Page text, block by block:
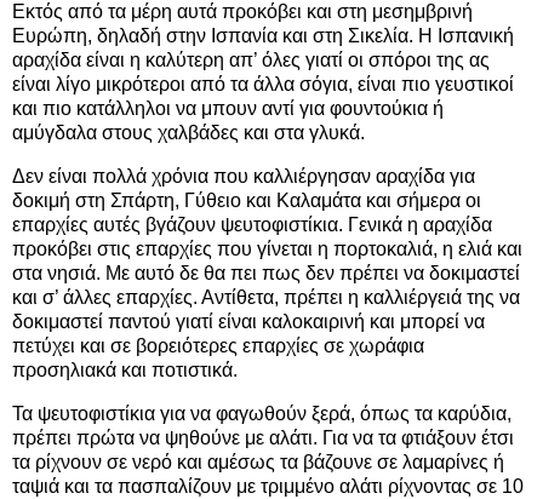
Εκτός από τα μέρη αυτά προκόβει και στη μεσημβρινή
Ευρώπη, δηλαδή στην Ισπανία και στη Σικελία. Η Ισπανική
αραχίδα είναι η καλύτερη απ’ όλες γιατί οι σπόροι της ας
είναι λίγο μικρότεροι από τα άλλα σόγια, είναι πιο γευστικοί
και πιο κατάλληλοι να μπουν αντί για φουντούκια ή
αμύγδαλα στους χαλβάδες και στα γλυκά.
Δεν είναι πολλά χρόνια που καλλιέργησαν αραχίδα για
δοκιμή στη Σπάρτη, Γύθειο και Καλαμάτα και σήμερα οι
επαρχίες αυτές βγάζουν ψευτοφιστίκια. Γενικά η αραχίδα
προκόβει στις επαρχίες που γίνεται η πορτοκαλιά, η ελιά και
στα νησιά. Με αυτό δε θα πει πως δεν πρέπει να δοκιμαστεί
και σ’ άλλες επαρχίες. Αντίθετα, πρέπει η καλλιέργειά της να
δοκιμαστεί παντού γιατί είναι καλοκαιρινή και μπορεί να
πετύχει και σε βορειότερες επαρχίες σε χωράφια
προσηλιακά και ποτιστικά.
Τα ψευτοφιστίκια για να φαγωθούν ξερά, όπως τα καρύδια,
πρέπει πρώτα να ψηθούνε με αλάτι. Για να τα φτιάξουν έτσι
τα ρίχνουν σε νερό και αμέσως τα βάζουνε σε λαμαρίνες ή
ταψιά και τα πασπαλίζουν με τριμμένο αλάτι ρίχνοντας σε 10